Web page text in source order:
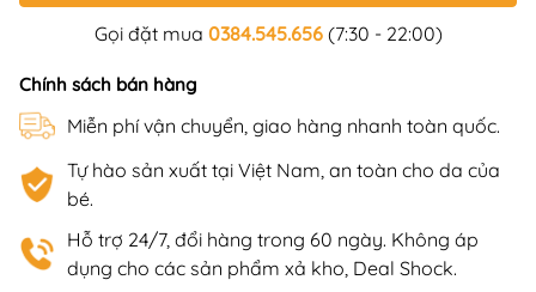
Gọi đặt mua 0384.545.656(7:30 - 22:00)
Chính sách bán hàng
Miễn phí vận chuyển, giao hàng nhanh toàn quốc.
Tự hào sản xuất tại Việt Nam, an toàn cho da của
bé.
Hỗ trợ 24/7, đổi hàng trong 60 ngày. Không áp
dụng cho các sản phẩm xả kho, Deal Shock.